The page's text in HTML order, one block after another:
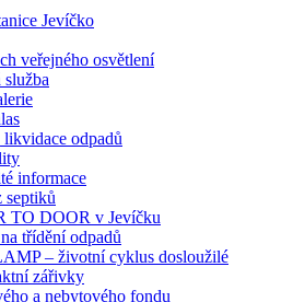
Jevíčko
veřejného osvětlení
služba
likvidace odpadů
informace
TO DOOR v Jevíčku
třídění odpadů
– životní cyklus dosloužilé
zářivky
a nebytového fondu